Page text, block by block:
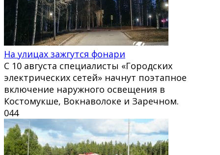
На улицах зажгутся фонари
С 10 августа специалисты «Городских
электрических сетей» начнут поэтапное
включение наружного освещения в
Костомукше, Вокнаволоке и Заречном.
044